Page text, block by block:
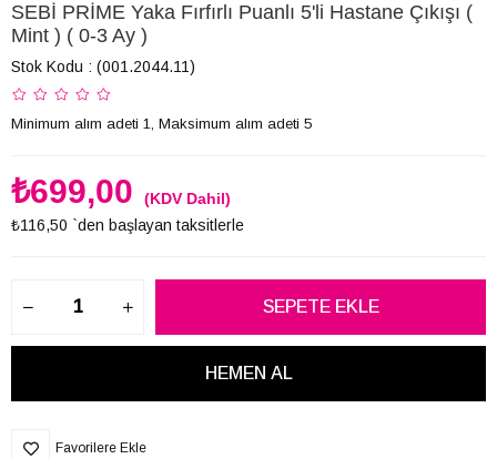
SEBİ PRİME Yaka Fırfırlı Puanlı 5'li Hastane Çıkışı (
Mint ) ( 0-3 Ay )
Stok Kodu (001.2044.11)
Minimum alım adeti 1, Maksimum alım adeti 5
₺699,00
(KDV Dahil)
₺116,50 `den başlayan taksitlerle
Favorilere Ekle